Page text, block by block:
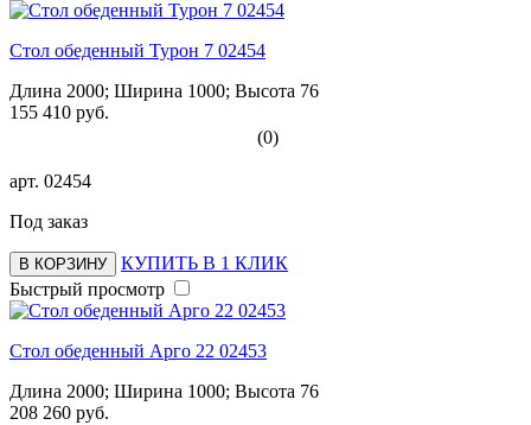
Стол обеденный Турон 7 02454
Длина 2000; Ширина 1000; Высота 76
155 410 руб.
(0)
арт. 02454
Под заказ
В КОРЗИНУ
КУПИТЬ В 1 КЛИК
Быстрый просмотр
Стол обеденный Арго 22 02453
Длина 2000; Ширина 1000; Высота 76
208 260 руб.